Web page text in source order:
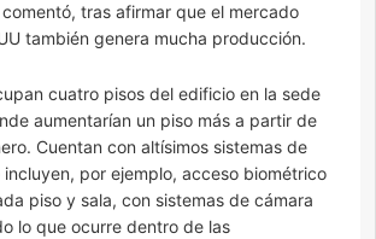
comentó, tras afirmar que el mercado
también genera mucha producción.
cuatro pisos del edificio en la sede
aumentarían un piso más a partir de
Cuentan con altísimos sistemas de
por ejemplo, acceso biométrico
piso y sala, con sistemas de cámara
lo que ocurre dentro de las